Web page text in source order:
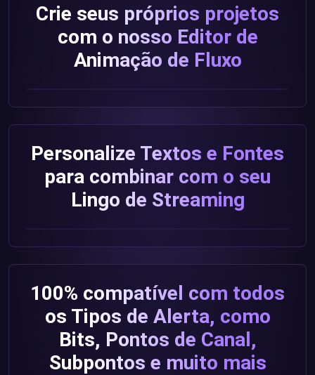
Crie seus próprios projetos
com o nosso Editor de
Animação de Fluxo
Personalize Textos e Fontes
para combinar com o seu
Lingo de Streaming
100% compatível com todos
os Tipos de Alerta, como
Bits, Pontos de Canal,
Subpontos e muito mais